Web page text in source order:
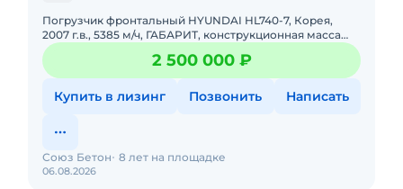
Погрузчик фронтальный HYUNDAI HL740-7, Корея,
2007 г.в., 5385 м/ч, ГАБАРИТ, конструкционная масса
11500 кг., двигатель Cuммins QSB5.9-C 142 л/с
(производство СШ
2 500 000 ₽
Купить в лизинг Позвонить Написать
06.08.2026
Союз Бетон 8 лет на площадке